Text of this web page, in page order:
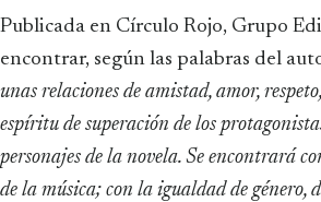
Publicada en Círculo Rojo, Grupo
encontrar, según las palabras del
unas relaciones de amistad, amor,
espíritu de superación de los
personajes de la novela. Se encontrará
de la música; con la igualdad de género,